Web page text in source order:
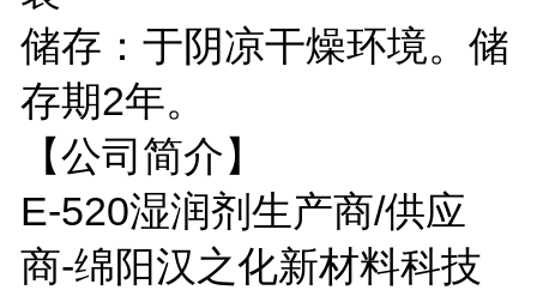
储存：于阴凉干燥环境。储
存期2年。
【公司简介】
E-520湿润剂生产商/供应
商-绵阳汉之化新材料科技